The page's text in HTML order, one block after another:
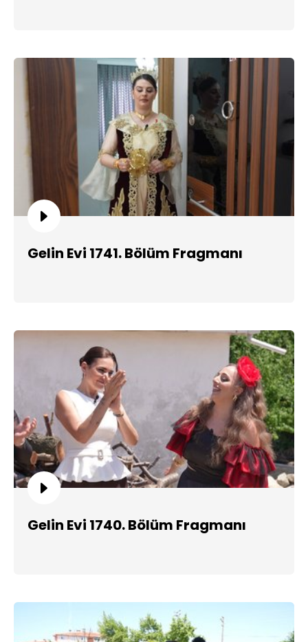
Gelin Evi 1741. Bölüm Fragmanı
Gelin Evi 1740. Bölüm Fragmanı